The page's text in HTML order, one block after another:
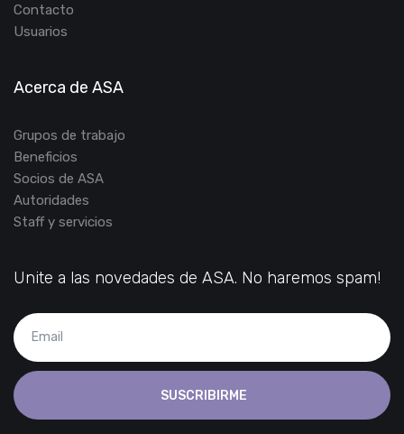
Contacto
Usuarios
Acerca de ASA
Grupos de trabajo
Beneficios
Socios de ASA
Autoridades
Staff y servicios
Unite a las novedades de ASA. No haremos spam!
SUSCRIBIRME